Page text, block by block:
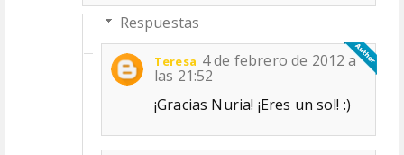
Respuestas
Teresa 4 de febrero de 2012 a
las 21:52
¡Gracias Nuria! ¡Eres un sol! :)